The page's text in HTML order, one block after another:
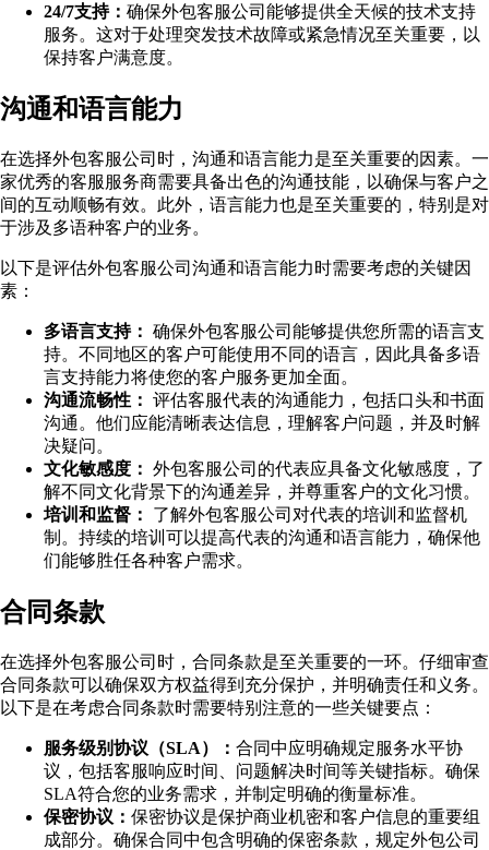
24/7支持： 确保外包客服公司能够提供全天候的技术支持
服务。这对于处理突发技术故障或紧急情况至关重要，以
保持客户满意度。
沟通和语言能力
在选择外包客服公司时，沟通和语言能力是至关重要的因素。一
家优秀的客服服务商需要具备出色的沟通技能，以确保与客户之
间的互动顺畅有效。此外，语言能力也是至关重要的，特别是对
于涉及多语种客户的业务。
以下是评估外包客服公司沟通和语言能力时需要考虑的关键因
素：
多语言支持： 确保外包客服公司能够提供您所需的语言支
持。不同地区的客户可能使用不同的语言，因此具备多语
言支持能力将使您的客户服务更加全面。
沟通流畅性： 评估客服代表的沟通能力，包括口头和书面
沟通。他们应能清晰表达信息，理解客户问题，并及时解
决疑问。
文化敏感度： 外包客服公司的代表应具备文化敏感度，了
解不同文化背景下的沟通差异，并尊重客户的文化习惯。
培训和监督：
了解外包客服公司对代表的培训和监督机
制。持续的培训可以提高代表的沟通和语言能力，确保他
们能够胜任各种客户需求。
合同条款
在选择外包客服公司时，合同条款是至关重要的一环。仔细审查
合同条款可以确保双方权益得到充分保护，并明确责任和义务。
以下是在考虑合同条款时需要特别注意的一些关键要点：
服务级别协议（SLA）： 合同中应明确规定服务水平协
议，包括客服响应时间、问题解决时间等关键指标。确保
SLA符合您的业务需求，并制定明确的衡量标准。
保密协议： 保密协议是保护商业机密和客户信息的重要组
成部分。确保合同中包含明确的保密条款，规定外包公司